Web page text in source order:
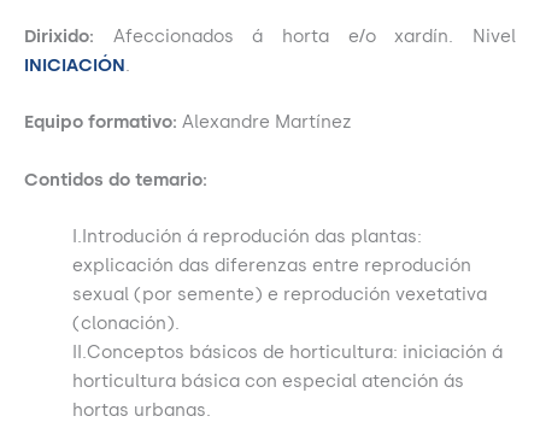
Dirixido: Afeccionados á horta e/o xardín. Nivel
INICIACIÓN.
Equipo formativo: Alexandre Martínez
Contidos do temario:
I.Introdución á reprodución das plantas:
explicación das diferenzas entre reprodución
sexual (por semente) e reprodución vexetativa
(clonación).
II.Conceptos básicos de horticultura: iniciación á
horticultura básica con especial atención ás
hortas urbanas.